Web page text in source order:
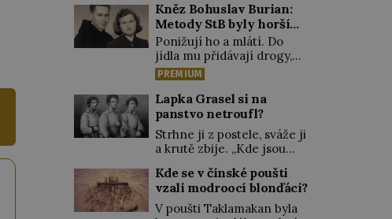
Kněz Bohuslav Burian:
Metody StB byly horší
než gestapácké trýznění
Ponižují ho a mlátí. Do
jídla mu přidávají drogy,
nenechají ho pořádně
vyspat a smrtí vyhrožují i
jeho nejbližším. Burian
kruté týrání nevydrží a
estébákům podepíše
všechno, co po něm chtějí.
Svým podpisem jim potvrdí
také to, že na něj během
výslechů nikdo nevyvíjel
nátlak. Syn brněnského
PREMIUM
Lapka Grasel si na
panstvo netroufl?
Strhne ji z postele, sváže ji
a krutě zbije. „Kde jsou
starou švadlenku. Když mu
to neprozradí – ostatně ani
nemůže, protože žádné
Kde se v čínské poušti
vzali modroocí blonďáci?
V poušti Taklamakan byla